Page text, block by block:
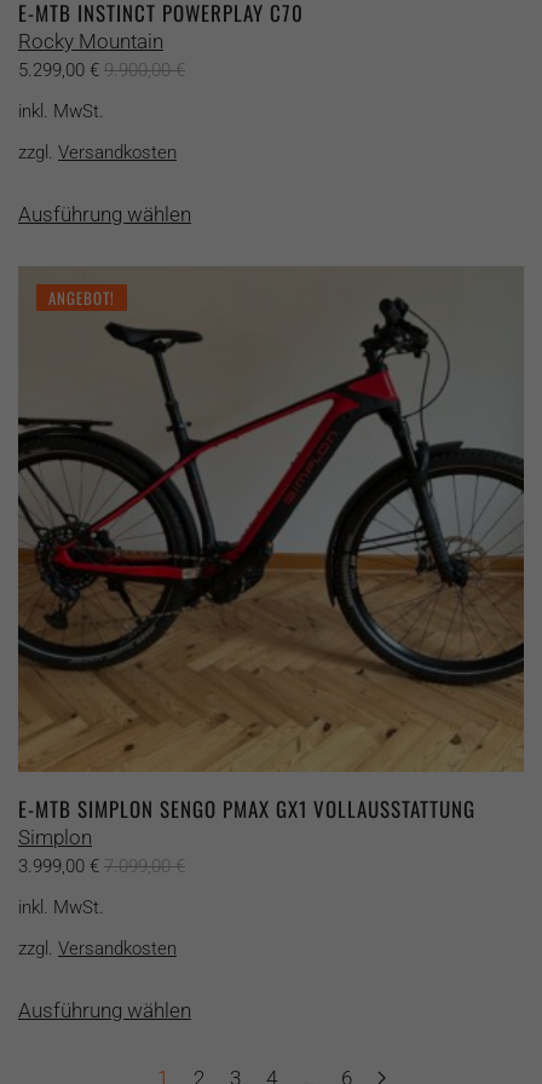
E-MTB INSTINCT POWERPLAY C70
Rocky Mountain
5.299,00 € 9.900,00€
inkl. MwSt.
zzgl. Versandkosten
Ausführung wählenProdukt
auf.
können
auf
der
Produktseite
gewählt
werden
ANGEBOT!
E-MTB SIMPLON SENGO PMAX GX1 VOLLAUSSTATTUNG
Simplon
3.999,00 € 7.099,00€
inkl. MwSt.
zzgl. Versandkosten
Ausführung wählenProdukt
mehrere
1 2 3 4 6